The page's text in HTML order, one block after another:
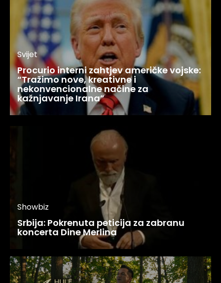
Svijet
Procurio interni zahtjev američke vojske:
“Tražimo nove, kreativne i
nekonvencionalne načine za
kažnjavanje Irana”
Showbiz
Srbija: Pokrenuta peticija za zabranu
koncerta Dine Merlina